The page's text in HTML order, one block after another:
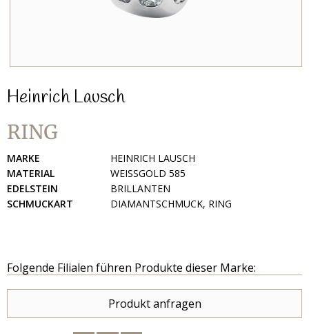
Heinrich Lausch
RING
MARKE
HEINRICH LAUSCH
MATERIAL
WEISSGOLD 585
EDELSTEIN
BRILLANTEN
SCHMUCKART
DIAMANTSCHMUCK, RING
Folgende Filialen führen Produkte dieser Marke:
Produkt anfragen